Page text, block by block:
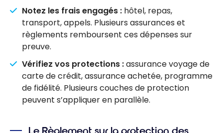
Notez les frais engagés : hôtel, repas,
transport, appels. Plusieurs assurances et
règlements remboursent ces dépenses sur
preuve.
Vérifiez vos protections :assurance voyage de
carte de crédit, assurance achetée, programme
de fidélité. Plusieurs couches de protection
peuvent s’appliquer en parallèle.